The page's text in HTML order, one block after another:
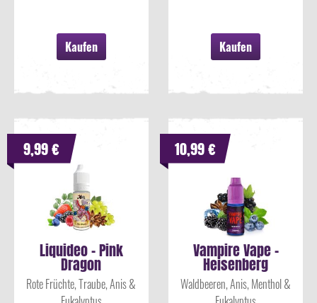
Kaufen Kaufen
Liquideo - Pink
Dragon
Rote Früchte, Traube, Anis &
9,99 €
Vampire Vape -
Heisenberg
Waldbeeren, Anis, Menthol &
10,99 €